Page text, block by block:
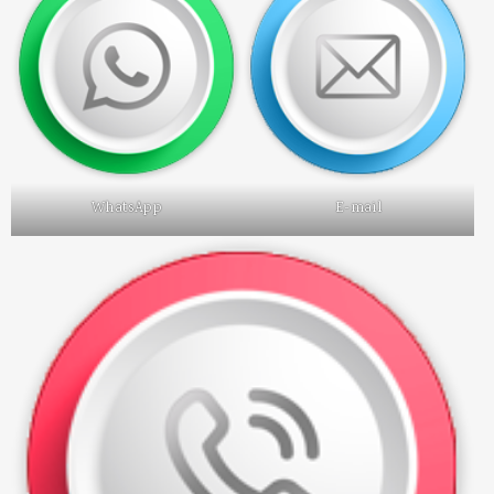
WhatsApp E-mail